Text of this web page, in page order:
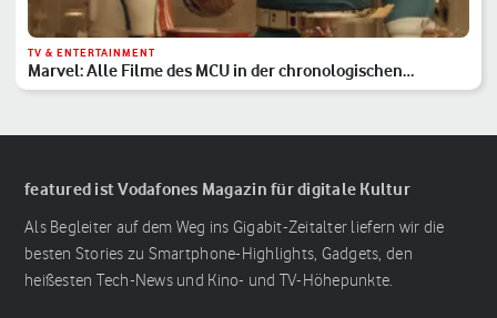
TV & ENTERTAINMENT
Marvel: Alle Filme des MCU in der chronologischen
Reihenfolge
featured ist Vodafones Magazin für digitale Kultur
Als Begleiter auf dem Weg ins Gigabit-Zeitalter liefern wir die
besten Stories zu Smartphone-Highlights, Gadgets, den
heißesten Tech-News und Kino- und TV-Höhepunkte.